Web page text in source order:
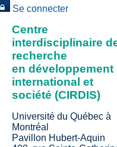
Se connecter
Centre
interdisciplinaire
recherche
en développement
international et
société (CIRDIS)
Université du Québec à
Montréal
Pavillon Hubert-Aquin